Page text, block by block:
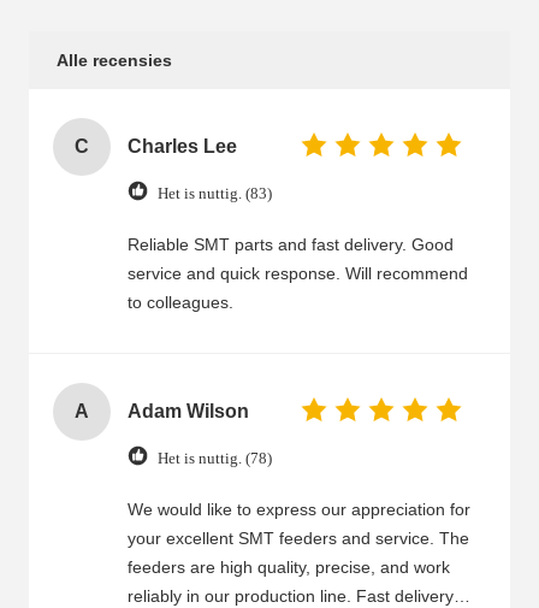
Alle recensies
C Charles Lee
Het is nuttig. (83)
Reliable SMT parts and fast delivery. Good
service and quick response. Will recommend
to colleagues.
A Adam Wilson
Het is nuttig. (78)
We would like to express our appreciation for
your excellent SMT feeders and service. The
feeders are high quality, precise, and work
reliably in our production line. Fast delivery